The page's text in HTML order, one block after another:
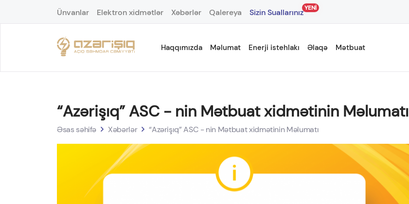
Ünvanlar Elektron xidmətlər Xəbərlər Qalereya Sizin SuallarınızYENİ
Haqqımızda Məlumat Enerji istehlakı Əlaqə Mətbuat
“Azərişıq” ASC - nin Mətbuat xidmətinin Məlumatı
Əsas səhifə Xəbərlər “Azərişıq” ASC - nin Mətbuat xidmətinin Məlumatı